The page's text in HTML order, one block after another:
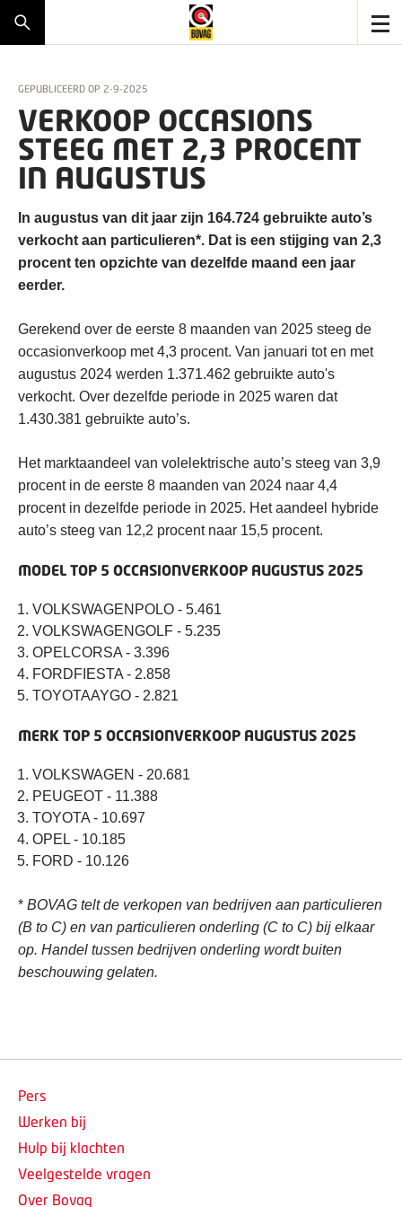
GEPUBLICEERD OP 2-9-2025
VERKOOP OCCASIONS
STEEG MET 2,3 PROCENT
IN AUGUSTUS
In augustus van dit jaar zijn 164.724 gebruikte auto’s
verkocht aan particulieren*. Dat is een stijging van 2,3
procent ten opzichte van dezelfde maand een jaar
eerder.
Gerekend over de eerste 8 maanden van 2025 steeg de
occasionverkoop met 4,3 procent. Van januari tot en met
augustus 2024 werden 1.371.462 gebruikte auto's
verkocht. Over dezelfde periode in 2025 waren dat
1.430.381 gebruikte auto’s.
Het marktaandeel van volelektrische auto’s steeg van 3,9
procent in de eerste 8 maanden van 2024 naar 4,4
procent in dezelfde periode in 2025. Het aandeel hybride
auto’s steeg van 12,2 procent naar 15,5 procent.
MODEL TOP 5 OCCASIONVERKOOP AUGUSTUS 2025
VOLKSWAGENPOLO - 5.461
VOLKSWAGENGOLF - 5.235
OPELCORSA - 3.396
FORDFIESTA - 2.858
TOYOTAAYGO - 2.821
MERK TOP 5 OCCASIONVERKOOP AUGUSTUS 2025
VOLKSWAGEN - 20.681
PEUGEOT - 11.388
TOYOTA - 10.697
OPEL - 10.185
FORD - 10.126
* BOVAG telt de verkopen van bedrijven aan particulieren
(B to C) en van particulieren onderling (C to C) bij elkaar
op. Handel tussen bedrijven onderling wordt buiten
beschouwing gelaten.
Pers
Werken bij
Hulp bij klachten
Veelgestelde vragen
Over Bovag